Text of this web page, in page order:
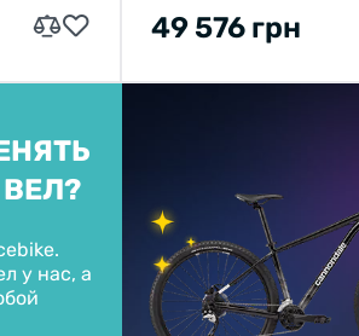
49 576 грн
у нас, а